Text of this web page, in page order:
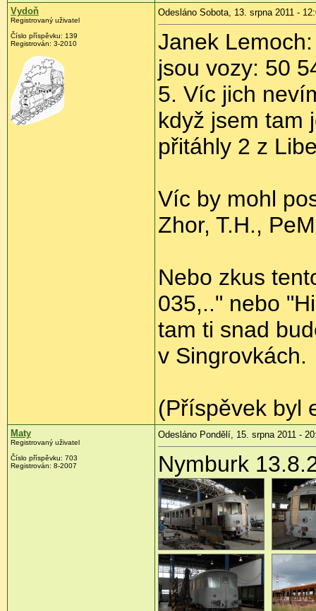
Vydoň
Registrovaný uživatel
Číslo příspěvku: 139
Registrován: 3-2010
Odesláno Sobota, 13. srpna 2011 -
Janek
jsou vozy: 50
5. Víc jich
když jsem tam
přitáhly 2 z
Víc by mohl
Zhor, T.H.,
Nebo zkus
035,.." nebo
tam ti snad
v Singrovkách.
(Příspěvek byl
Maty
Registrovaný uživatel
Číslo příspěvku: 703
Registrován: 8-2007
Odesláno Pondělí, 15. srpna 2011 -
Nymburk